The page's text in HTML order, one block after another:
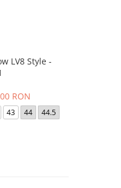
LV8 Style -
RON
43 44
44.5